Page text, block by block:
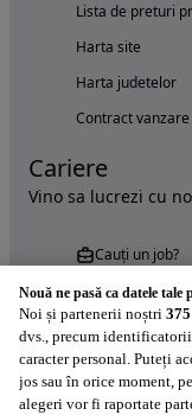
Lista de preturi
Harta site
Harta judetelor
Contract
Cariere
Vino sa lucrezi cu
Cauți un job?
Nouă ne pasă ca datele tale
Noi și partenerii noștri 375
dvs., precum
caracter personal. Puteți
jos sau în orice moment,
alegeri vor fi raportate